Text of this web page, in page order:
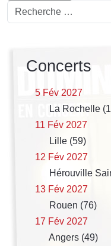
Rechercher
Concerts
5 Fév 2027
La Rochelle
11 Fév 2027
Lille (59)
12 Fév 2027
Hérouville
13 Fév 2027
Rouen (76)
17 Fév 2027
Angers (49)